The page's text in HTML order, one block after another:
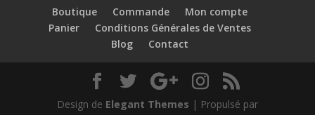
Boutique Commande
Mon compte
Panier
Conditions Générales de Ventes
Blog
Contact
Design de Elegant Themes | Propulsé par